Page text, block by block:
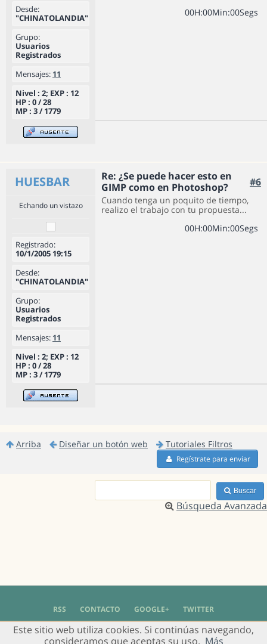
Desde:
"CHINATOLANDIA"
Grupo:
Usuarios
Registrados
Mensajes: 11
Nivel : 2; EXP : 12
HP : 0 / 28
MP : 3 / 1779
00H:00Min:00Segs
HUESBAR
Re: ¿Se puede hacer esto en
GIMP como en Photoshop?
#6
Echando un vistazo
Registrado:
10/1/2005 19:15
Desde:
"CHINATOLANDIA"
Grupo:
Usuarios
Registrados
Mensajes: 11
Nivel : 2; EXP : 12
HP : 0 / 28
MP : 3 / 1779
Cuando tenga un poquito de tiempo,
realizo el trabajo con tu propuesta...
00H:00Min:00Segs
Arriba Diseñar un botón web Tutoriales Filtros
Regístrate para enviar
Buscar
Búsqueda Avanzada
RSS CONTACTO GOOGLE+ TWITTER
© 2004 - 2018 Grupo de Usuarios de Gimp en Español -Política de Privacidad
Este sitio web utiliza cookies. Si continúas navegando,
consideramos que aceptas su uso. Más